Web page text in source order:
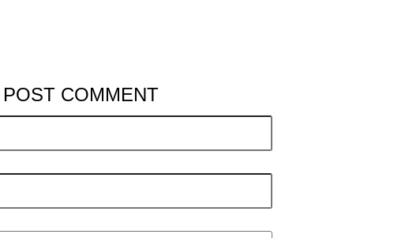
POST COMMENT